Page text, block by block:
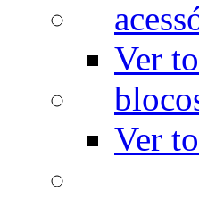
Ver
Ver